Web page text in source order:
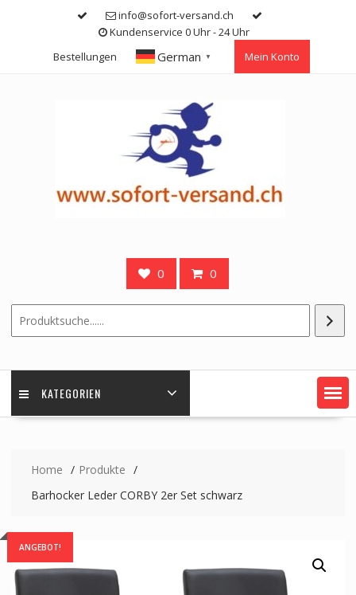
info@sofort-versand.ch
Kundenservice 0 Uhr - 24 Uhr
Bestellungen
German ▼ Mein Konto
0 0
KATEGORIEN
Home
Produkte
Barhocker Leder CORBY 2er Set schwarz
ANGEBOT!